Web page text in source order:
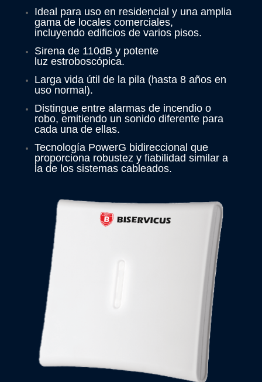
Ideal para uso en residencial y una amplia
gama de locales comerciales,
incluyendo edificios de varios pisos.
Sirena de 110dB y potente
luz estroboscópica.
Larga vida útil de la pila (hasta 8 años en
uso normal).
Distingue entre alarmas de incendio o
robo, emitiendo un sonido diferente para
cada una de ellas.
Tecnología PowerG bidireccional que
proporciona robustez y fiabilidad similar a
la de los sistemas cableados.